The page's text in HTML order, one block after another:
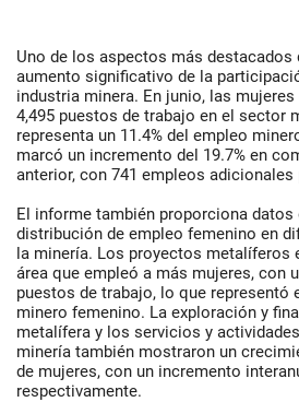
Uno de los aspectos más destacados
aumento significativo de la
industria minera. En junio, las
4,495 puestos de trabajo en el sector
representa un 11.4% del empleo
marcó un incremento del 19.7% en
anterior, con 741 empleos adicionales
El informe también proporciona
distribución de empleo femenino en
la minería. Los proyectos metalíferos
área que empleó a más mujeres, con
puestos de trabajo, lo que representó
minero femenino. La exploración y
metalífera y los servicios y
minería también mostraron un
de mujeres, con un incremento
respectivamente.